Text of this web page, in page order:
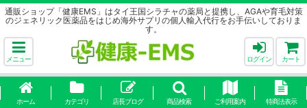
通販ショップ「健康EMS」はタイ王国シラチャの薬局と提携し、AGAや育毛対策
のジェネリック医薬品をはじめ海外サプリの個人輸入代行をお手伝いしておりま
す。
メニュー ログイン カート
ホーム カテゴリ 店長ブログ 商品検索 ご利用案内 特商法表示